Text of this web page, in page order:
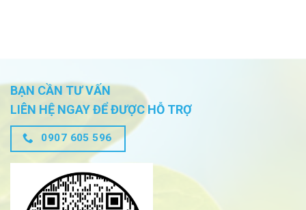
BẠN CẦN TƯ VẤN
LIÊN HỆ NGAY ĐỂ ĐƯỢC HỖ TRỢ
0907 605 596